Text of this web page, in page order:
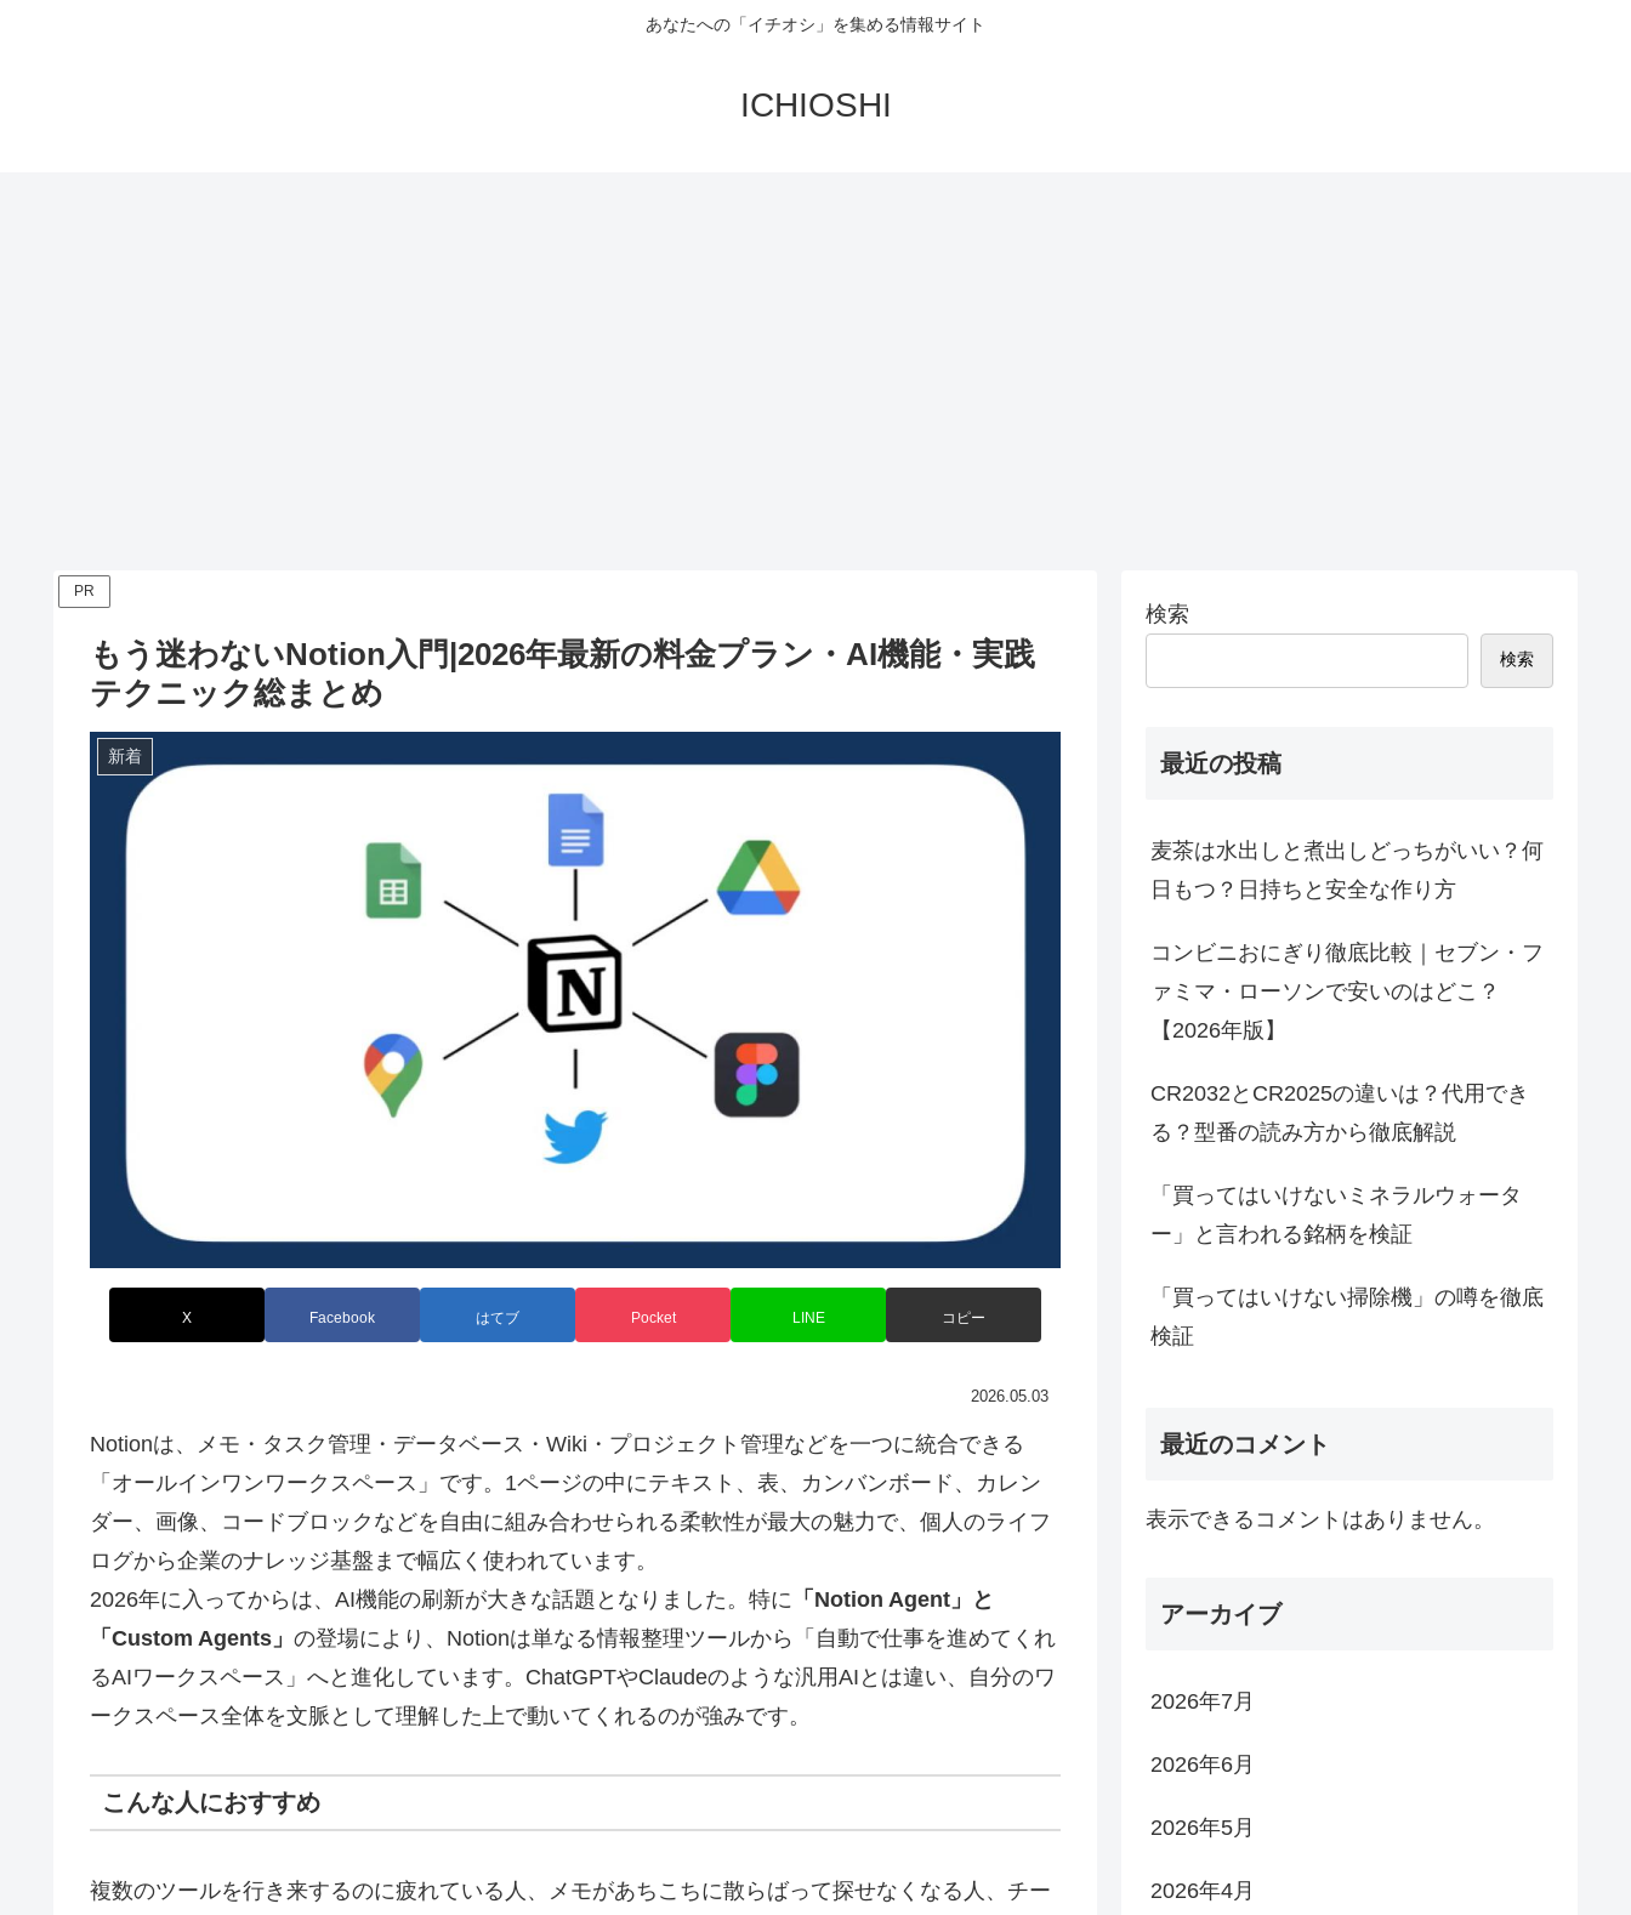
あなたへの「イチオシ」を集める情報サイト
ICHIOSHI
PR
もう迷わないNotion入門|2026年最新の料金プラン・AI機能・実践
テクニック総まとめ
新着
X Facebook はてブ Pocket LINE コピー
2026.05.03
Notionは、メモ・タスク管理・データベース・Wiki・プロジェクト管理などを一つに統合できる
「オールインワンワークスペース」です。1ページの中にテキスト、表、カンバンボード、カレン
ダー、画像、コードブロックなどを自由に組み合わせられる柔軟性が最大の魅力で、個人のライフ
ログから企業のナレッジ基盤まで幅広く使われています。
2026年に入ってからは、AI機能の刷新が大きな話題となりました。特に 「Notion Agent」と
「Custom Agents」 の登場により、Notionは単なる情報整理ツールから「自動で仕事を進めてくれ
るAIワークスペース」へと進化しています。ChatGPTやClaudeのような汎用AIとは違い、自分のワ
ークスペース全体を文脈として理解した上で動いてくれるのが強みです。
こんな人におすすめ
複数のツールを行き来するのに疲れている人、メモがあちこちに散らばって探せなくなる人、チー
検索
検索
最近の投稿
麦茶は水出しと煮出しどっちがいい？何
日もつ？日持ちと安全な作り方
コンビニおにぎり徹底比較｜セブン・フ
ァミマ・ローソンで安いのはどこ？
【2026年版】
CR2032とCR2025の違いは？代用でき
る？型番の読み方から徹底解説
「買ってはいけないミネラルウォータ
ー」と言われる銘柄を検証
「買ってはいけない掃除機」の噂を徹底
検証
最近のコメント
表示できるコメントはありません。
アーカイブ
2026年7月
2026年6月
2026年5月
2026年4月